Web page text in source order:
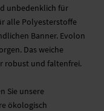
unbedenklich für
alle Polyesterstoffe
Banner. Evolon
Das weiche
robust und faltenfrei.
Sie unsere
ökologisch